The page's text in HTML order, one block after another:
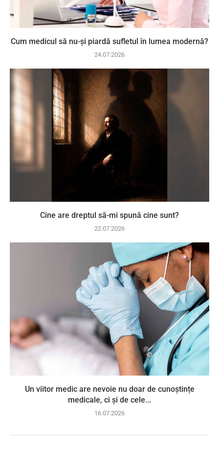
Cum medicul să nu-și piardă sufletul în lumea modernă?
24.07.2026
Cine are dreptul să-mi spună cine sunt?
22.07.2026
Un viitor medic are nevoie nu doar de cunoștințe
medicale, ci și de cele...
16.07.2026